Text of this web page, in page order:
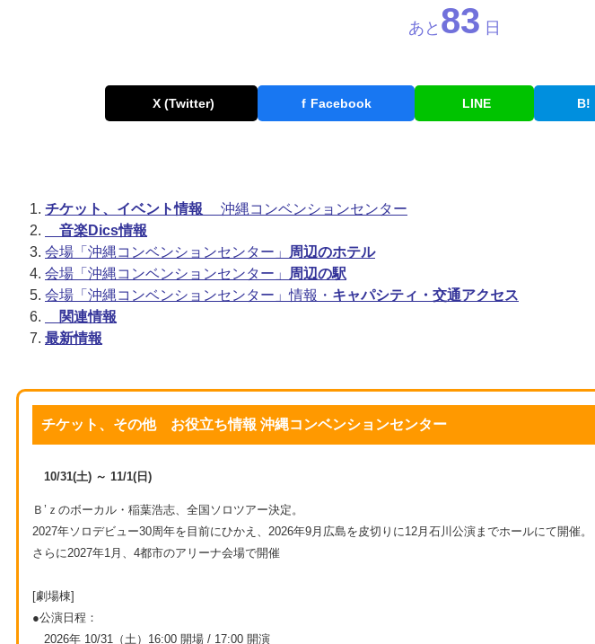
あと 83 日
X (Twitter) f Facebook LINE B!
チケット、イベント情報 沖縄コンベンションセンター
音楽Dics情報
会場「沖縄コンベンションセンター」
周辺のホテル
会場「沖縄コンベンションセンター」
周辺の駅
会場「沖縄コンベンションセンター」情報・ キャパシティ・交通アクセス
関連情報
最新情報
チケット、その他 お役立ち情報 沖縄コンベンションセンター
10/31(土) ～ 11/1(日)
Ｂ’ｚのボーカル・稲葉浩志、全国ソロツアー決定。
2027年ソロデビュー30周年を目前にひかえ、2026年9月広島を皮切りに12月石川公演までホールにて開催。
さらに2027年1月、4都市のアリーナ会場で開催
[劇場棟]
●公演日程：
2026年 10/31（土）16:00 開場 / 17:00 開演